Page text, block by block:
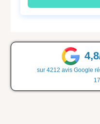
sur 4212 avis Google